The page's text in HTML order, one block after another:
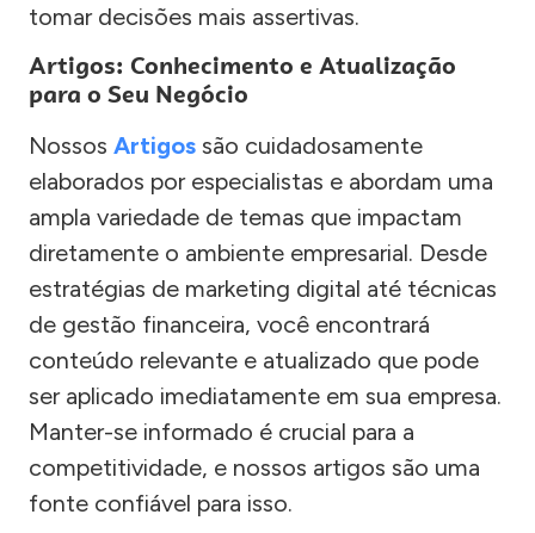
tomar decisões mais assertivas.
Artigos: Conhecimento e Atualização
para o Seu Negócio
Nossos Artigos são cuidadosamente
elaborados por especialistas e abordam uma
ampla variedade de temas que impactam
diretamente o ambiente empresarial. Desde
estratégias de marketing digital até técnicas
de gestão financeira, você encontrará
conteúdo relevante e atualizado que pode
ser aplicado imediatamente em sua empresa.
Manter-se informado é crucial para a
competitividade, e nossos artigos são uma
fonte confiável para isso.